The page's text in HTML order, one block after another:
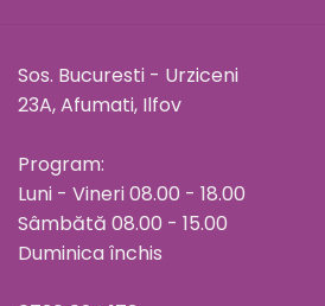
Sos. Bucuresti - Urziceni
23A, Afumati, Ilfov
Program:
Luni - Vineri 08.00 - 18.00
Sâmbătă 08.00 - 15.00
Duminica închis